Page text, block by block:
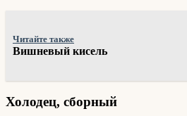
Читайте также
Вишневый кисель
Холодец, сборный